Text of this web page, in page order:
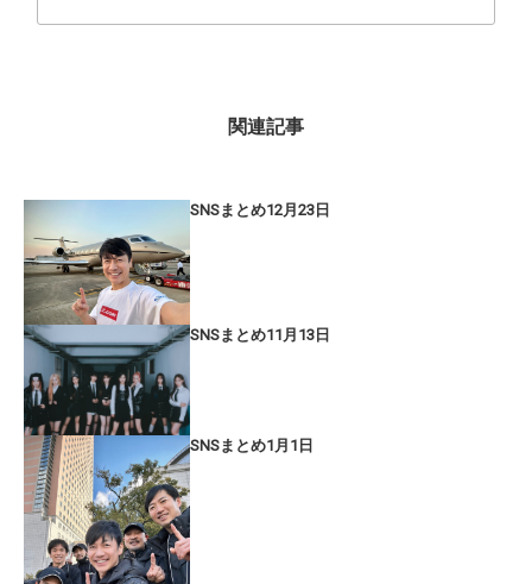
関連記事
SNSまとめ12月23日
SNSまとめ11月13日
SNSまとめ1月1日